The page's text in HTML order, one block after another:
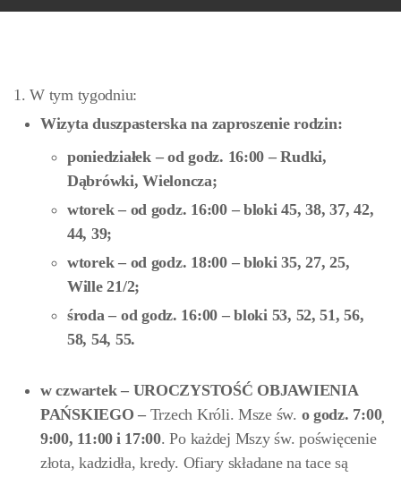
1. W tym tygodniu:
Wizyta duszpasterska na zaproszenie rodzin:
poniedziałek – od godz. 16:00 –Rudki,
Dąbrówki, Wieloncza;
wtorek – od godz. 16:00 – bloki45, 38, 37, 42,
44, 39;
wtorek – od godz. 18:00 – bloki35, 27, 25,
Wille 21/2;
środa – od godz. 16:00 – bloki 53, 52, 51, 56,
58, 54, 55.
w czwartek –UROCZYSTOŚĆ OBJAWIENIA
PAŃSKIEGO – Trzech Króli. Msze św. o godz. 7:00,
9:00, 11:00 i 17:00. Po każdej Mszy św. poświęcenie
złota, kadzidła, kredy. Ofiary składane na tace są